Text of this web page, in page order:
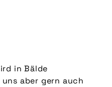
in Bälde
aber gern auch